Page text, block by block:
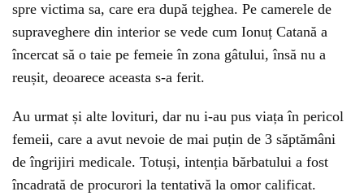
spre victima sa, care era după tejghea. Pe camerele de
supraveghere din interior se vede cum Ionuț Catană a
încercat să o taie pe femeie în zona gâtului, însă nu a
reușit, deoarece aceasta s-a ferit.
Au urmat și alte lovituri, dar nu i-au pus viața în pericol
femeii, care a avut nevoie de mai puțin de 3 săptămâni
de îngrijiri medicale. Totuși, intenția bărbatului a fost
încadrată de procurori la tentativă la omor calificat.